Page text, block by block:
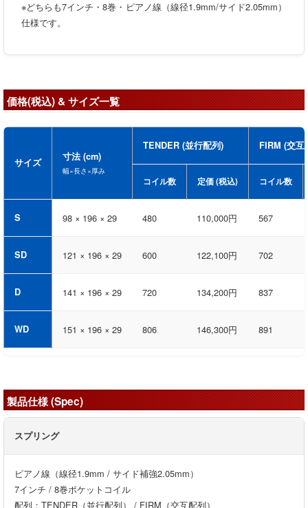
※どちらも7インチ・8巻・ピアノ線（線径1.9mm/サイド2.05mm）
仕様です。
価格(税込) & サイズ一覧
サイズ 寸法 (cm)
幅×長さ×厚み
TENDER (並行配列) FIRM (交互
コイル数 定価 (税込) コイル数
S 98 × 196 × 29 480 110,000円 567
SD 121 × 196 × 29 600 122,100円 702
D 141 × 196 × 29 720 134,200円 837
WD 151 × 196 × 29 806 146,300円 891
製品仕様 (Spec)
スプリング
ピアノ線（線径1.9mm / サイド補強2.05mm）
7インチ / 8巻ポケットコイル
配列：TENDER（並行配列） / FIRM（交互配列）